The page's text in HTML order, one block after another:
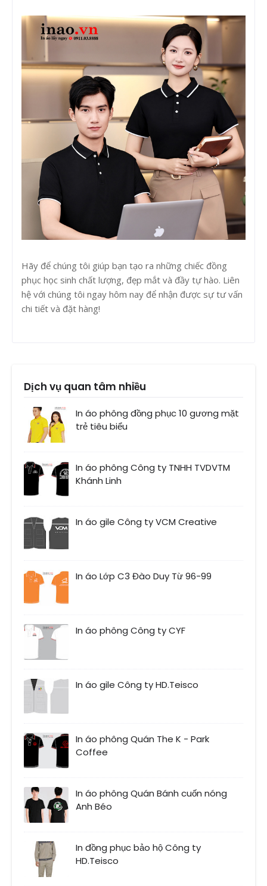
Hãy để chúng tôi giúp bạn tạo ra những chiếc đồng
phục học sinh chất lượng, đẹp mắt và đầy tự hào. Liên
hệ với chúng tôi ngay hôm nay để nhận được sự tư vấn
chi tiết và đặt hàng!
Dịch vụ quan tâm nhiều
In áo phông đồng phục 10 gương mặt
trẻ tiêu biểu
In áo phông Công ty TNHH TVDVTM
Khánh Linh
In áo gile Công ty VCM Creative
In áo Lớp C3 Đào Duy Từ 96-99
In áo phông Công ty CYF
In áo gile Công ty HD.Teisco
In áo phông Quán The K - Park
Coffee
In áo phông Quán Bánh cuốn nóng
Anh Béo
In đồng phục bảo hộ Công ty
HD.Teisco